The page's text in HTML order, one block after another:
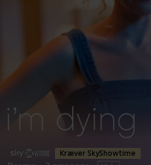
Kræver SkyShowtime